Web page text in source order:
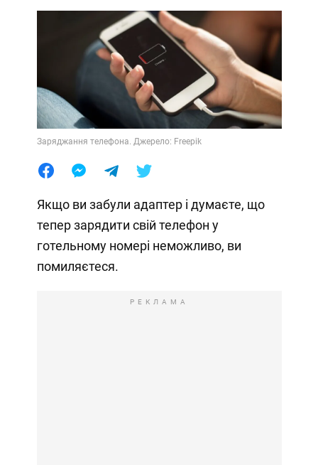
Заряджання телефона. Джерело: Freepik
Якщо ви забули адаптер і думаєте, що
тепер зарядити свій телефон у
готельному номері неможливо, ви
помиляєтеся.
РЕКЛАМА